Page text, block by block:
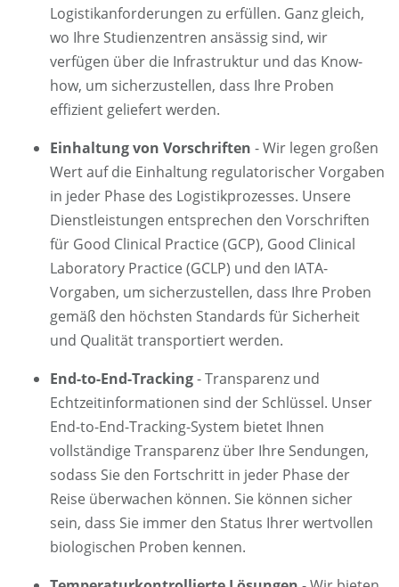
Logistikanforderungen zu erfüllen. Ganz gleich,
wo Ihre Studienzentren ansässig sind, wir
verfügen über die Infrastruktur und das Know-
how, um sicherzustellen, dass Ihre Proben
effizient geliefert werden.
Einhaltung von Vorschriften - Wir legen großen
Wert auf die Einhaltung regulatorischer Vorgaben
in jeder Phase des Logistikprozesses. Unsere
Dienstleistungen entsprechen den Vorschriften
für Good Clinical Practice (GCP), Good Clinical
Laboratory Practice (GCLP) und den IATA-
Vorgaben, um sicherzustellen, dass Ihre Proben
gemäß den höchsten Standards für Sicherheit
und Qualität transportiert werden.
End-to-End-Tracking- Transparenz und
Echtzeitinformationen sind der Schlüssel. Unser
End-to-End-Tracking-System bietet Ihnen
vollständige Transparenz über Ihre Sendungen,
sodass Sie den Fortschritt in jeder Phase der
Reise überwachen können. Sie können sicher
sein, dass Sie immer den Status Ihrer wertvollen
biologischen Proben kennen.